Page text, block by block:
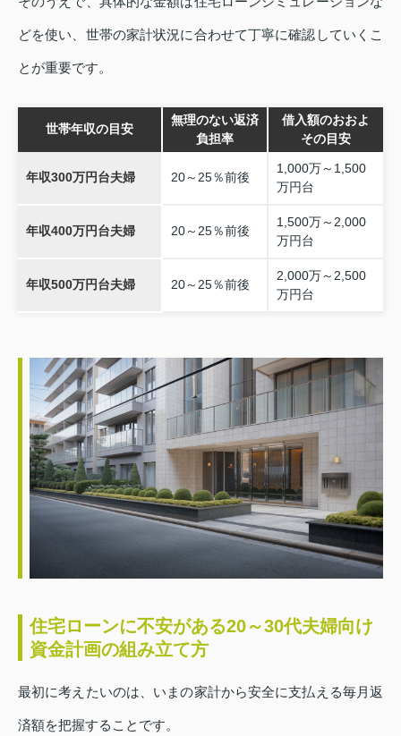
どを使い、世帯の家計状況に合わせて丁寧に確認していくこ
とが重要です。
世帯年収の目安
無理のない返済
負担率
借入額のおおよ
その目安
年収300万円台夫婦 20～25％前後
1,000万～1,500
万円台
年収400万円台夫婦 20～25％前後
1,500万～2,000
万円台
年収500万円台夫婦 20～25％前後
2,000万～2,500
万円台
住宅ローンに不安がある20～30代夫婦向け
資金計画の組み立て方
最初に考えたいのは、いまの家計から安全に支払える毎月返
済額を把握することです。